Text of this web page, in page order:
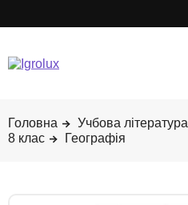
Учбова література
8 клас
Географія